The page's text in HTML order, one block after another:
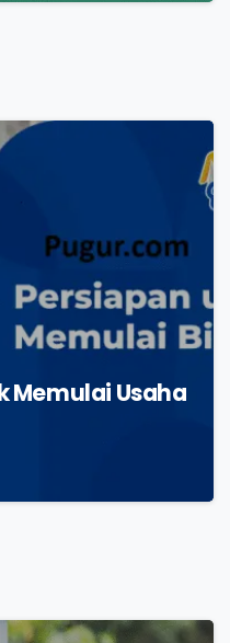
Memulai Usaha